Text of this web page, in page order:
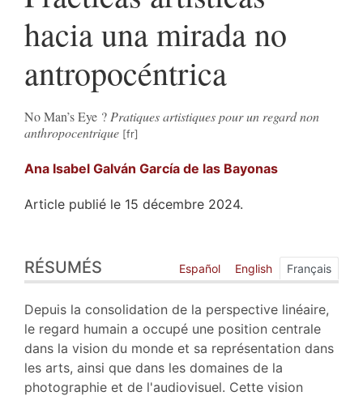
hacia una mirada no
antropocéntrica
No Man’s Eye ? Pratiques artistiques pour un regard non
anthropocentrique
Ana Isabel Galván García de las Bayonas
Article publié le 15 décembre 2024.
Index
Plan
Texte
Bibliographie
Notes
Citer cet article
Auteur
RÉSUMÉS Español English Français
Depuis la consolidation de la perspective linéaire,
le regard humain a occupé une position centrale
dans la vision du monde et sa représentation dans
les arts, ainsi que dans les domaines de la
photographie et de l'audiovisuel. Cette vision